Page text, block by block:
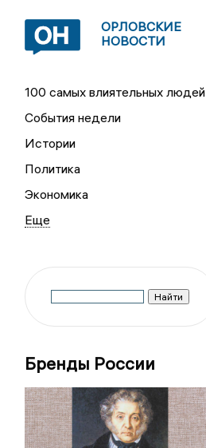
ОРЛОВСКИЕ
НОВОСТИ
100 самых влиятельных людей
События недели
Истории
Политика
Экономика
Бренды России